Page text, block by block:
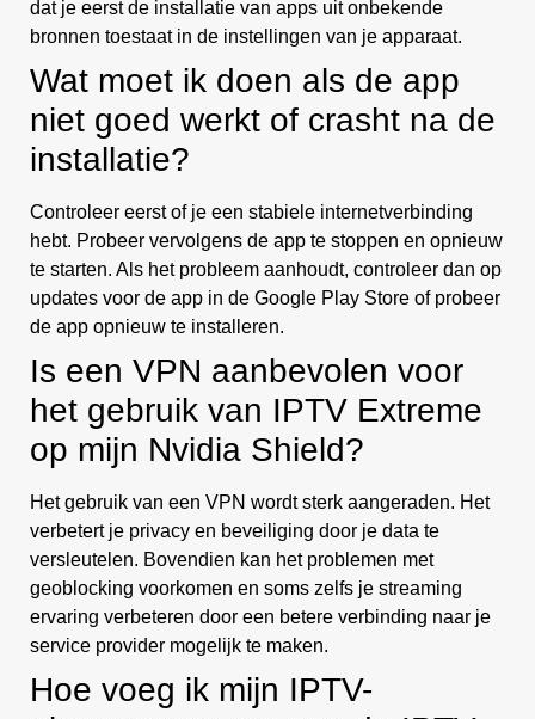
dat je eerst de installatie van apps uit onbekende
bronnen toestaat in de instellingen van je apparaat.
Wat moet ik doen als de app
niet goed werkt of crasht na de
installatie?
Controleer eerst of je een stabiele internetverbinding
hebt. Probeer vervolgens de app te stoppen en opnieuw
te starten. Als het probleem aanhoudt, controleer dan op
updates voor de app in de Google Play Store of probeer
de app opnieuw te installeren.
Is een VPN aanbevolen voor
het gebruik van IPTV Extreme
op mijn Nvidia Shield?
Het gebruik van een VPN wordt sterk aangeraden. Het
verbetert je privacy en beveiliging door je data te
versleutelen. Bovendien kan het problemen met
geoblocking voorkomen en soms zelfs je streaming
ervaring verbeteren door een betere verbinding naar je
service provider mogelijk te maken.
Hoe voeg ik mijn IPTV-